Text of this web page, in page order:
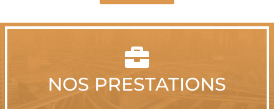

NOS PRESTATIONS